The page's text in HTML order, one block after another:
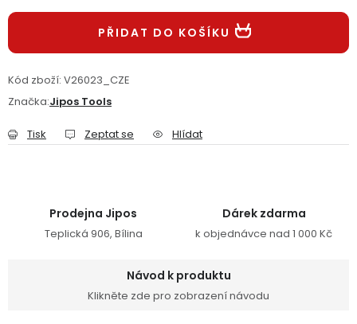
Obchodní podmínky
Podmínky ochrany osobních údajů
PŘIDAT DO KOŠÍKU
Kód zboží: V26023_CZE
Značka:Jipos Tools
Tisk Zeptat se Hlídat
Prodejna Jipos
Teplická 906, Bílina
Dárek zdarma
k objednávce nad 1 000 Kč
Návod k produktu
Klikněte zde pro zobrazení návodu